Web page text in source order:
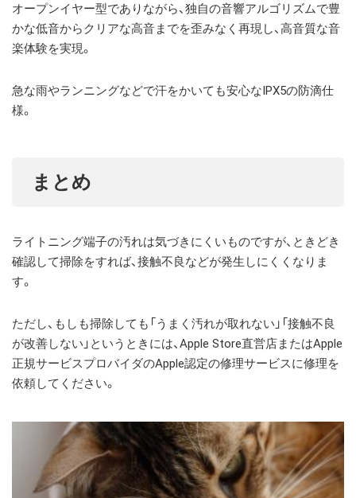
オープンイヤー型でありながら、独自の音響アルゴリズムで豊
かな低音からクリアな高音までを歪みなく再現し、高音質な音
楽体験を実現。
急な雨やランニングなどで汗をかいても安心なIPX5の防滴仕
様。
まとめ
ライトニング端子の汚れは気づきにくいものですが、ときどき
確認して掃除をすれば、接触不良などが発生しにくくなりま
す。
ただし、もしも掃除しても「うまく汚れが取れない」「接触不良
が改善しない」というときには、Apple Store直営店またはApple
正規サービスプロバイダのApple認定の修理サービスに修理を
依頼してください。